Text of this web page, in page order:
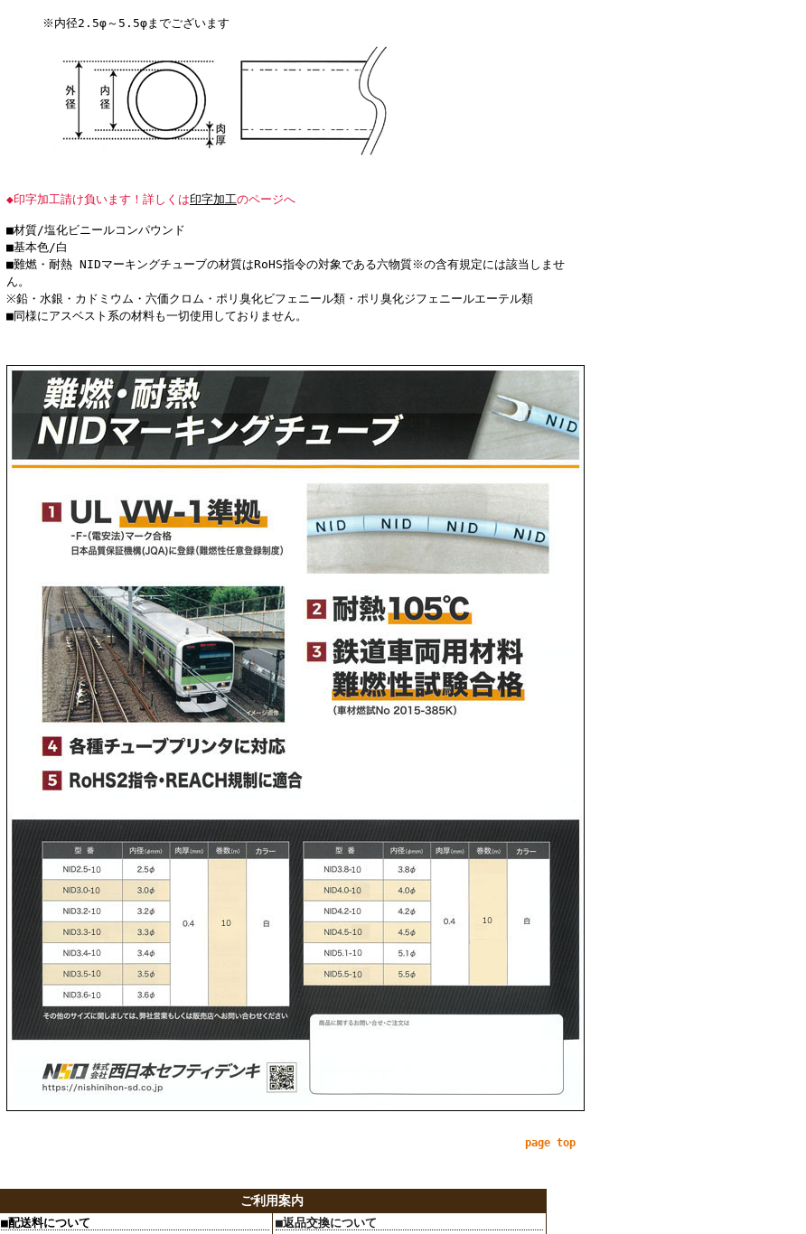
※内径2.5φ～5.5φまでございます
◆印字加工請け負います！詳しくは印字加工のページへ
■材質/塩化ビニールコンパウンド
■基本色/白
■難燃・耐熱 NIDマーキングチューブの材質はRoHS指令の対象である六物質※の含有規定には該当しませ
ん。
※鉛・水銀・カドミウム・六価クロム・ポリ臭化ビフェニール類・ポリ臭化ジフェニールエーテル類
■同様にアスベスト系の材料も一切使用しておりません。
page top
ご利用案内
■配送料について ■返品交換について